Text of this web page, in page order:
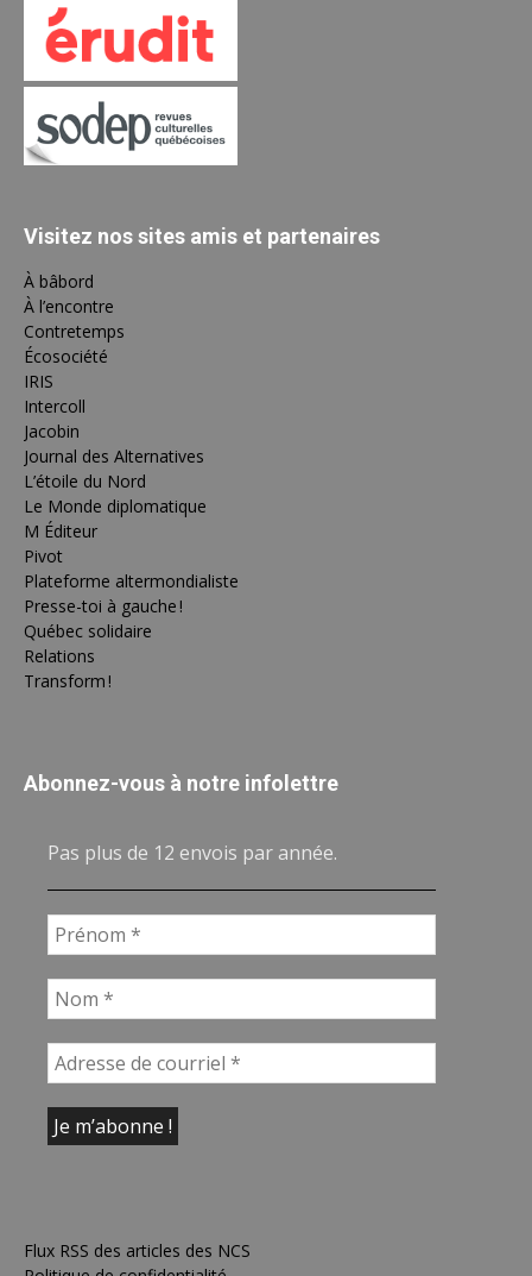
Visitez nos sites amis et partenaires
À bâbord
À l’encontre
Contretemps
Écosociété
IRIS
Intercoll
Jacobin
Journal des Alternatives
L’étoile du Nord
Le Monde diplomatique
M Éditeur
Pivot
Plateforme altermondialiste
Presse-toi à gauche !
Québec solidaire
Relations
Transform !
Abonnez-vous à notre infolettre
Pas plus de 12 envois par année.
Flux RSS des articles des NCS